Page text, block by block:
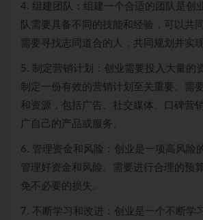
4. 组建团队：组建一个合适的团队是创
队需要具备不同的技能和经验，可以共
需要寻找志同道合的人，共同规划并实
5. 制定营销计划：创业需要投入大量的
制定一份有效的营销计划至关重要。需
和资源，包括广告、社交媒体、口碑营
广自己的产品或服务。
6. 管理资金和风险：创业是一项高风险
管理好资金和风险。需要进行合理的预
免不必要的损失。
7. 不断学习和改进：创业是一个不断学